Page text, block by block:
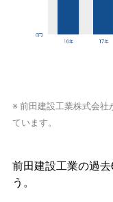
※ 前田建設工業株式会社
ています。
前田建設工業の過
う。